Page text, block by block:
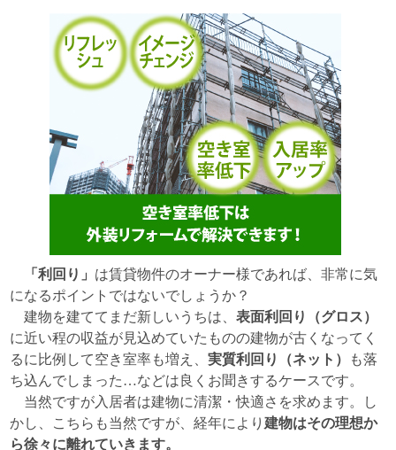
「利回り」 は賃貸物件のオーナー様であれば、非常に気
になるポイントではないでしょうか？
建物を建ててまだ新しいうちは、 表面利回り（グロス）
に近い程の収益が見込めていたものの建物が古くなってく
るに比例して空き室率も増え、 実質利回り（ネット）
も落
ち込んでしまった…などは良くお聞きするケースです。
当然ですが入居者は建物に清潔・快適さを求めます。し
かし、こちらも当然ですが、経年により 建物はその理想か
ら徐々に離れていきます。